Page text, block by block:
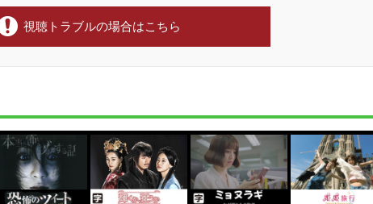
視聴トラブルの場合はこちら